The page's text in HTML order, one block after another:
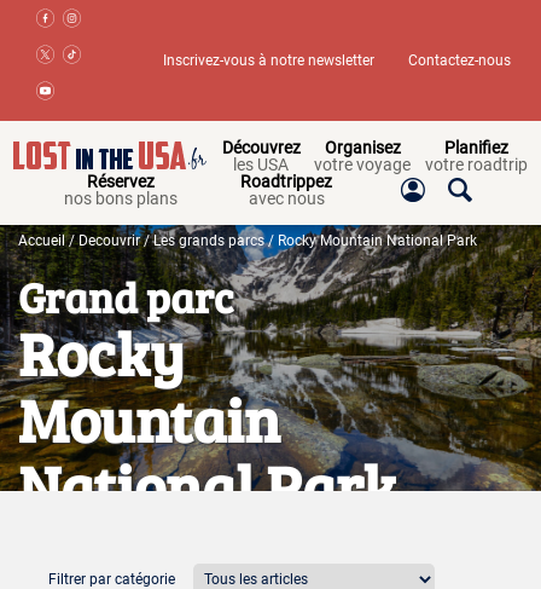
Inscrivez-vous à notre newsletter Contactez-nous
Découvrez
les USA
Organisez
votre voyage
Planifiez
votre roadtrip
Réservez
nos bons plans
Roadtrippez
avec nous
Accueil/Decouvrir/Les grands parcs/ Rocky Mountain National Park
Grand parc
Rocky
Mountain
National Park
Filtrer par catégorie